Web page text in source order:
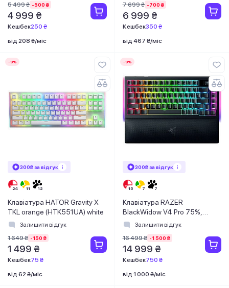
5 499 ₴ -500 ₴
4 999 ₴
Кешбек250 ₴
від 208 ₴/міс
7 699 ₴ -700 ₴
6 999 ₴
Кешбек350 ₴
від 467 ₴/міс
-9%
300₴ за відгук
Клавіатура HATOR Gravity X
TKL orange (HTK551UA) white
Залишити відгук
1 649 ₴ -150 ₴
1 499 ₴
Кешбек75 ₴
від 62 ₴/міс
-9%
300₴ за відгук
Клавіатура RAZER
BlackWidow V4 Pro 75%,
ANSI, Black (RZ03-05130100-
Залишити відгук
16 499 ₴ -1 500 ₴
14 999 ₴
Кешбек750 ₴
від 1 000 ₴/міс